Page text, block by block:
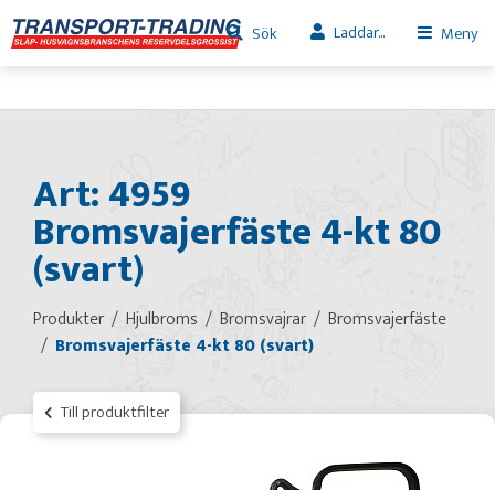
Sök Laddar... Meny
Art: 4959
Bromsvajerfäste 4-kt 80
(svart)
Produkter Hjulbroms Bromsvajrar
Bromsvajerfäste
Bromsvajerfäste 4-kt 80 (svart)
Till produktfilter